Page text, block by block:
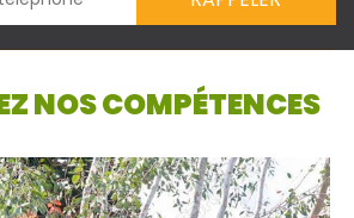
NOS COMPÉTENCES